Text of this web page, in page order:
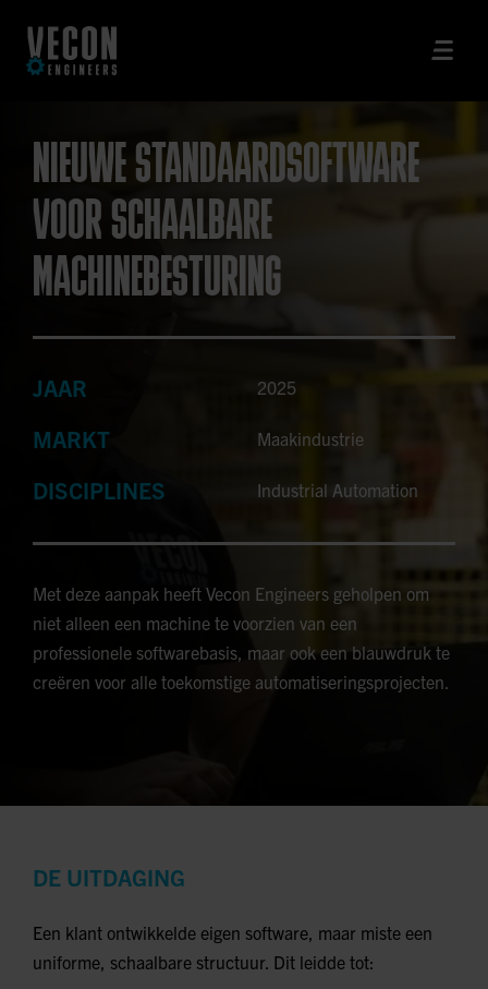
NIEUWE STANDAARDSOFTWARE
VOOR SCHAALBARE
MACHINEBESTURING
JAAR 2025
MARKT Maakindustrie
DISCIPLINES Industrial Automation
Met deze aanpak heeft Vecon Engineers geholpen om
niet alleen een machine te voorzien van een
professionele softwarebasis, maar ook een blauwdruk te
creëren voor alle toekomstige automatiseringsprojecten.
DE UITDAGING
Een klant ontwikkelde eigen software, maar miste een
uniforme, schaalbare structuur. Dit leidde tot: